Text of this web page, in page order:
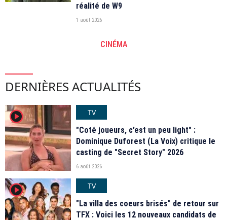
réalité de W9
1 août 2026
CINÉMA
DERNIÈRES ACTUALITÉS
player2
TV
"Coté joueurs, c’est un peu light" :
Dominique Duforest (La Voix) critique le
casting de "Secret Story" 2026
6 août 2026
player2
TV
"La villa des coeurs brisés" de retour sur
TFX : Voici les 12 nouveaux candidats de